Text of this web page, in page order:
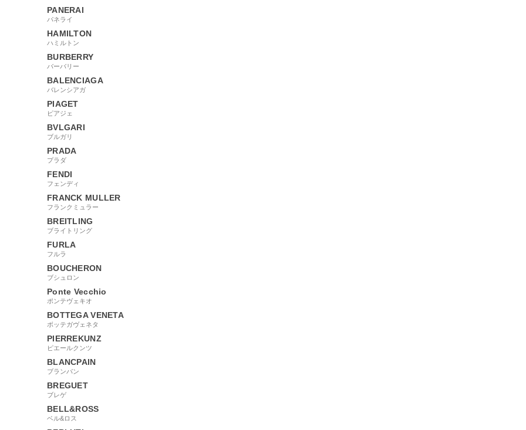
PANERAI
パネライ
HAMILTON
ハミルトン
BURBERRY
バーバリー
BALENCIAGA
バレンシアガ
PIAGET
ピアジェ
BVLGARI
ブルガリ
PRADA
プラダ
FENDI
フェンディ
FRANCK MULLER
フランクミュラー
BREITLING
ブライトリング
FURLA
フルラ
BOUCHERON
ブシュロン
Ponte Vecchio
ポンテヴェキオ
BOTTEGA VENETA
ボッテガヴェネタ
PIERREKUNZ
ピエールクンツ
BLANCPAIN
ブランパン
BREGUET
ブレゲ
BELL&ROSS
ベル&ロス